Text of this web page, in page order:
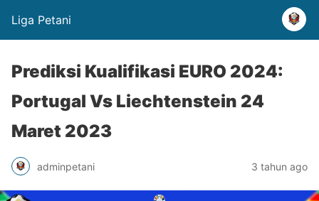
Liga Petani
Prediksi Kualifikasi EURO 2024:
Portugal Vs Liechtenstein 24
Maret 2023
adminpetani 3 tahun ago